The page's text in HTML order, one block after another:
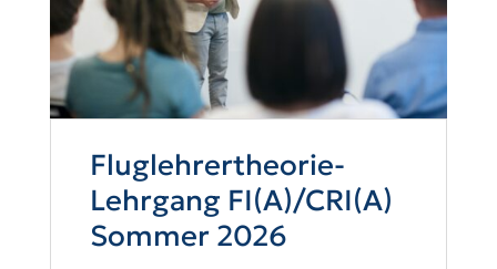
Fluglehrertheorie-
Lehrgang FI(A)/CRI(A)
Sommer 2026